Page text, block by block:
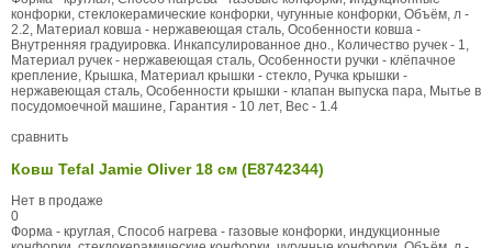
конфорки, стеклокерамические конфорки, чугунные конфорки, Объём, л -
2.2, Материал ковша - нержавеющая сталь, Особенности ковша -
Внутренняя градуировка. Инкапсулированное дно., Количество ручек - 1,
Материал ручек - нержавеющая сталь, Особенности ручки - клёпачное
крепление, Крышка, Материал крышки - стекло, Ручка крышки -
нержавеющая сталь, Особенности крышки - клапан выпуска пара, Мытье в
посудомоечной машине, Гарантия - 10 лет, Вес - 1.4
сравнить
Ковш Tefal Jamie Oliver 18 см (E8742344)
Нет в продаже
0
Форма - круглая, Способ нагрева - газовые конфорки, индукционные